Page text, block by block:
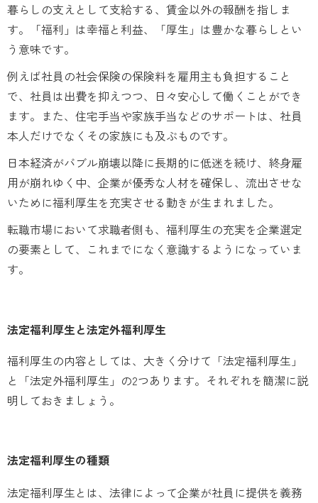
暮らしの支えとして支給する、賃金以外の報酬を指しま
す。「福利」は幸福と利益、「厚生」は豊かな暮らしとい
う意味です。
例えば社員の社会保険の保険料を雇用主も負担すること
で、社員は出費を抑えつつ、日々安心して働くことができ
ます。また、住宅手当や家族手当などのサポートは、社員
本人だけでなくその家族にも及ぶものです。
日本経済がバブル崩壊以降に長期的に低迷を続け、終身雇
用が崩れゆく中、企業が優秀な人材を確保し、流出させな
いために福利厚生を充実させる動きが生まれました。
転職市場において求職者側も、福利厚生の充実を企業選定
の要素として、これまでになく意識するようになっていま
す。
法定福利厚生と法定外福利厚生
福利厚生の内容としては、大きく分けて「法定福利厚生」
と「法定外福利厚生」の2つあります。それぞれを簡潔に説
明しておきましょう。
法定福利厚生の種類
法定福利厚生とは、法律によって企業が社員に提供を義務